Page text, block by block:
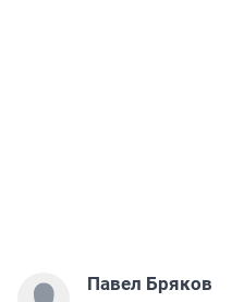
Павел Бряков